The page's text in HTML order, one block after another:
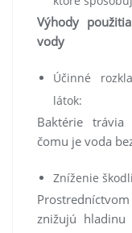
Výhody
vody
Účinné
látok:
Baktérie
čomu je voda
Zníženie
znižujú